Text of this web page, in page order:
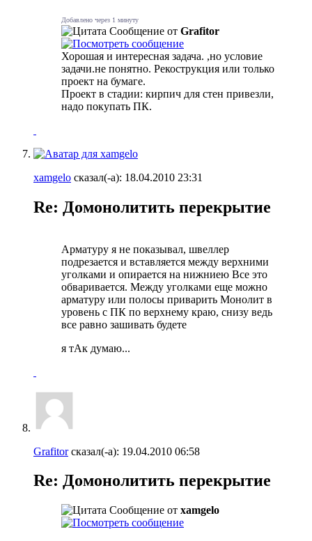
Добавлено через 1 минуту
Сообщение от Grafitor
Хорошая и интересная задача. ,но условие
задачи.не понятно. Рекострукция или только
проект на бумаге.
Проект в стадии: кирпич для стен привезли,
надо покупать ПК.
xamgelo сказал(-а): 18.04.2010 23:31
Re: Домонолитить перекрытие
Арматуру я не показывал, швеллер
подрезается и вставляется между верхними
уголками и опирается на нижниею Все это
обваривается. Между уголками еще можно
арматуру или полосы приварить Монолит в
уровень с ПК по верхнему краю, снизу ведь
все равно зашивать будете
я тАк думаю...
Grafitorсказал(-а): 19.04.2010 06:58
Re: Домонолитить перекрытие
Сообщение от xamgelo